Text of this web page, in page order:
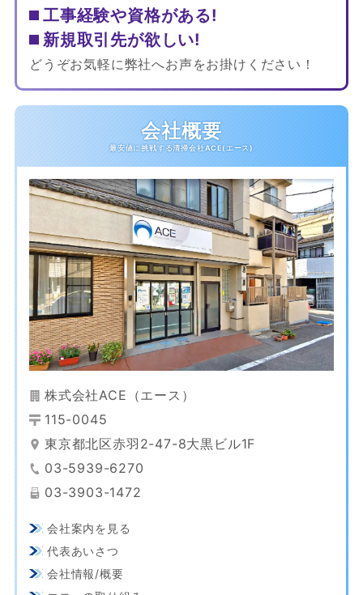
工事経験や資格がある!
新規取引先が欲しい!
どうぞお気軽に弊社へお声をお掛けください！
会社概要
株式会社ACE（エース）
115-0045
東京都北区赤羽2-47-8大黒ビル1F
03-5939-6270
03-3903-1472
会社案内を見る
代表あいさつ
会社情報/概要